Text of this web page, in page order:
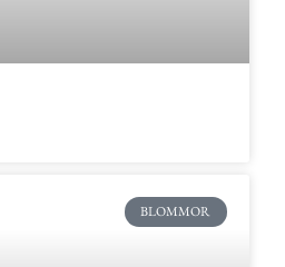
BLOMMOR